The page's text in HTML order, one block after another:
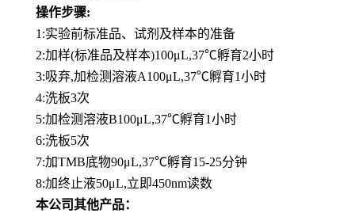
操作步骤:
1:实验前标准品、试剂及样本的准备
2:加样(标准品及样本)100μL,37℃孵育2小时
3:吸弃,加检测溶液A100μL,37℃孵育1小时
4:洗板3次
5:加检测溶液B100μL,37℃孵育1小时
6:洗板5次
7:加TMB底物90μL,37℃孵育15-25分钟
8:加终止液50μL,立即450nm读数
本公司其他产品：